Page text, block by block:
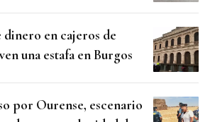
dinero en cajeros de
una estafa en Burgos
por Ourense, escenario